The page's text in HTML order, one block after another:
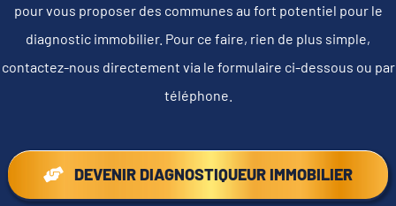
pour vous proposer des communes au fort potentiel pour le
diagnostic immobilier. Pour ce faire, rien de plus simple,
contactez-nous directement via le formulaire ci-dessous ou par
téléphone.
DEVENIR DIAGNOSTIQUEUR IMMOBILIER